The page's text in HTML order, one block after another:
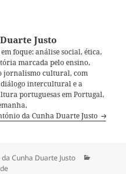
Justo
foque: análise social, ética,
marcada pelo ensino,
jornalismo cultural, com
intercultural e a
portuguesas em Portugal,
da Cunha Duarte Justo
Cunha Duarte Justo